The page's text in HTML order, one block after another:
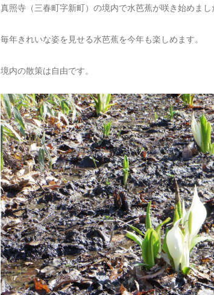
真照寺（三春町字新町）の境内で水芭蕉が咲き始めまし
毎年きれいな姿を見せる水芭蕉を今年も楽しめます。
境内の散策は自由です。